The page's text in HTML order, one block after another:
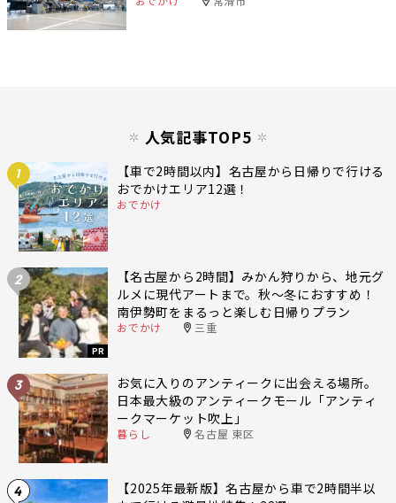
人気記事TOP5
1
【車で2時間以内】名古屋から日帰りで行ける
おでかけエリア12選！
おでかけ
2
PR
【名古屋から2時間】みかん狩りから、地元グ
ルメに現代アートまで。秋〜冬におすすめ！
南伊勢町をまるっと楽しむ日帰りプラン
おでかけ 三重
3
お気に入りのアンティークに出会える場所。
日本最大級のアンティークモール「アンティ
ークマーケット吹上」
暮らし 名古屋 東区
4
【2025年最新版】名古屋から車で2時間半以